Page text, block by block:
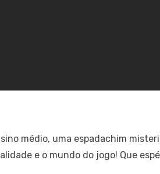
médio, uma espadachim
e o mundo do jogo! Que